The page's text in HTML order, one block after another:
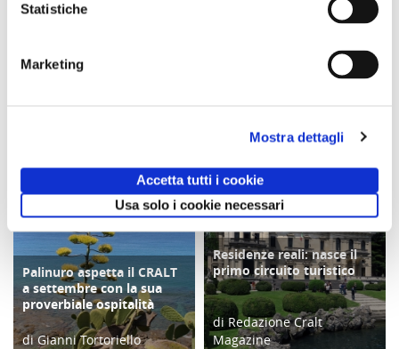
Statistiche
Marketing
Mostra dettagli
Accetta tutti i cookie
Usa solo i cookie necessari
Settembre ore
Comunicato n. 99
Comunicato n. 30
Venezia Mestre, 04
potrebbero interessarti
COPERTINA
Palinuro aspetta il CRALT
a settembre con la sua
proverbiale ospitalità
di Gianni Tortoriello
TURISMO
Residenze reali: nasce il
primo circuito turistico
di Redazione Cralt
Magazine